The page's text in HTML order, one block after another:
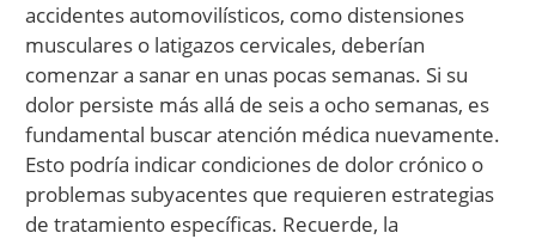
accidentes automovilísticos, como distensiones
musculares o latigazos cervicales, deberían
comenzar a sanar en unas pocas semanas. Si su
dolor persiste más allá de seis a ocho semanas, es
fundamental buscar atención médica nuevamente.
Esto podría indicar condiciones de dolor crónico o
problemas subyacentes que requieren estrategias
de tratamiento específicas. Recuerde, la